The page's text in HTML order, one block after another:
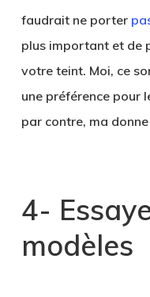
faudrait ne porter
plus important et de
votre teint. Moi, ce
une préférence pour
par contre, ma
4-
modèles